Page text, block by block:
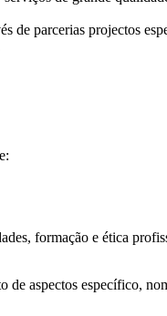
de parcerias projectos
formação e ética
aspectos específico,